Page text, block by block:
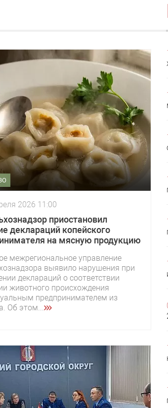
2026 11:00
приостановил
деклараций копейского
на мясную продукцию
межрегиональное управление
выявило нарушения при
деклараций о соответствии
животного происхождения
предпринимателем из
Об этом...